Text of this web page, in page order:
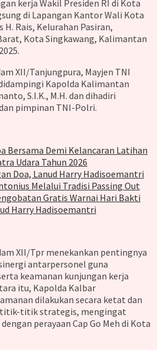
kerja Wakil Presiden RI di Kota
di Lapangan Kantor Wali Kota
H. Rais, Kelurahan Pasiran,
Kota Singkawang, Kalimantan
XII/Tanjungpura, Mayjen TNI
Kapolda Kalimantan
S.I.K., M.H. dan dihadiri
pimpinan TNI-Polri.
Bersama Demi Kelancaran Latihan
Udara Tahun 2026
Doa, Lanud Harry Hadisoemantri
Melalui Tradisi Passing Out
Gratis Warnai Hari Bakti
Harry Hadisoemantri
XII/Tpr menekankan pentingnya
antarpersonel guna
keamanan kunjungan kerja
itu, Kapolda Kalbar
dilakukan secara ketat dan
titik strategis, mengingat
perayaan Cap Go Meh di Kota